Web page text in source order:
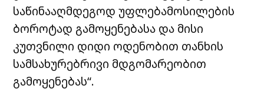
საწინააღმდეგოდ უფლებამოსილების
ბოროტად გამოყენებასა და მისი
კუთვნილი დიდი ოდენობით თანხის
სამსახურებრივი მდგომარეობით
გამოყენებას“.